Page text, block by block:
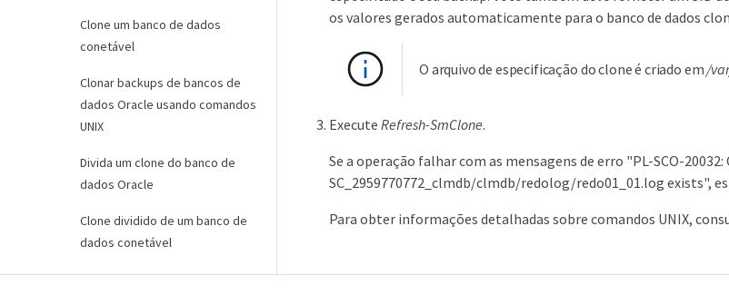
Clone um banco de dados
conetável
Clonar backups de bancos de
dados Oracle usando comandos
UNIX
Divida um clone do banco de
dados Oracle
Clone dividido de um banco de
dados conetável
Monitorar operações de clone
os valores gerados automaticamente para o banco de dados
O arquivo de especificação do clone é criado em/
Execute Refresh-SmClone.
Se a operação falhar com as mensagens de erro "PL-SCO-
SC_2959770772_clmdb/clmdb/redolog/redo01_01.log exists",
Para obter informações detalhadas sobre comandos UNIX,